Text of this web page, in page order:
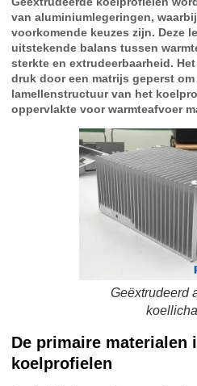
van aluminiumlegeringen,
voorkomende keuzes zijn. Deze
uitstekende balans tussen
sterkte en extrudeerbaarheid.
druk door een matrijs geperst
lamellenstructuur van het
oppervlakte voor warmteafvoer
Geëxtrudeerd
De primaire materialen
koelprofielen